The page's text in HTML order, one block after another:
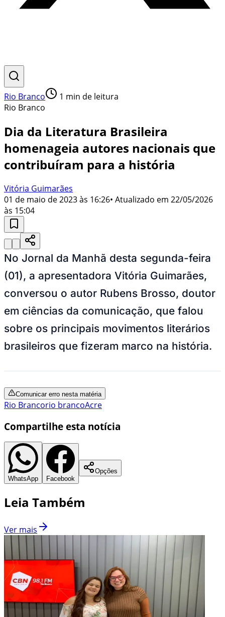
Rio Branco 1 min de leitura
Rio Branco
Dia da Literatura Brasileira
homenageia autores nacionais que
contribuíram para a história
Vitória Guimarães
01 de maio de 2023 às 16:26• Atualizado em 22/05/2026
às 15:04
No Jornal da Manhã desta segunda-feira
(01), a apresentadora Vitória Guimarães,
conversou o autor Rubens Brosso, doutor
em ciências da comunicação, que falou
sobre os principais movimentos literários
brasileiros que fizeram marco na história.
Comunicar erro nesta matéria
Rio Brancorio brancoAcre
Compartilhe esta notícia
WhatsApp Facebook
Opções
Leia Também
Ver mais